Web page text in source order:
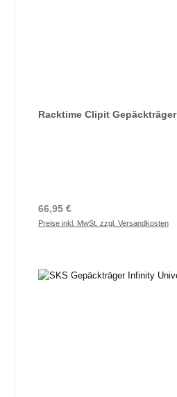
Racktime Clipit Gepäckträger
Regulärer Preis:
66,95 €
Preise inkl. MwSt. zzgl. Versandkosten